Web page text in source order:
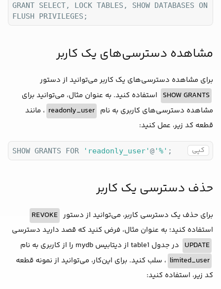
GRANT SELECT, LOCK TABLES, SHOW DATABASES
مشاهده دسترسی‌های یک کاربر
برای مشاهده دسترسی‌های یک کاربر می‌توانید از دستور
SHOW GRANTS استفاده کنید. به عنوان مثال، می‌توانید برای
مشاهده دسترسی‌های کاربری به نام readonly_user ، مانند
قطعه کد زیر، عمل کنید:
کپی SHOW GRANTS FOR 'readonly_user'@'%' ;
حذف دسترسی‌ یک کاربر
برای حذف یک دسترسی کاربر، می‌توانید از دستور REVOKE
استفاده کنید؛ به عنوان مثال، فرض کنید که قصد دارید دسترسی
UPDATE در جدول table1 از دیتابیس mydb را از کاربری به نام
limited_user ، سلب کنید. برای این‌کار، می‌توانید از نمونه قطعه
کد زیر، استفاده کنید: